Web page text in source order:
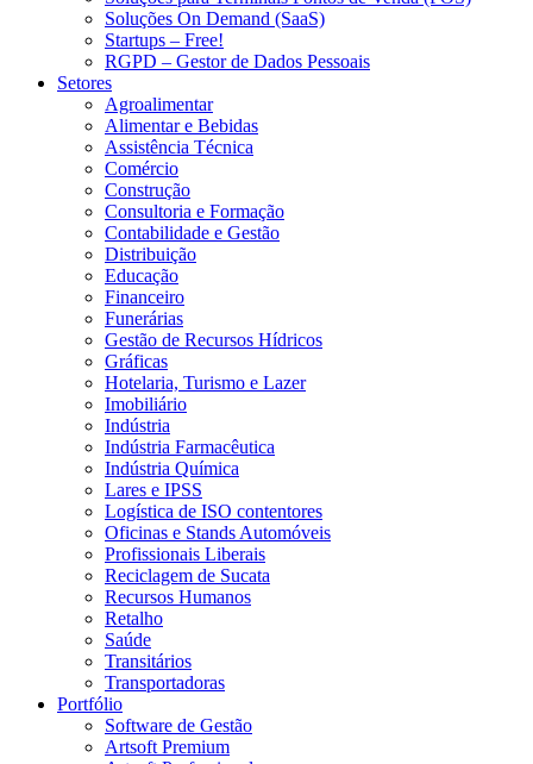
Soluções On Demand (SaaS)
Startups – Free!
RGPD – Gestor de Dados Pessoais
Setores
Agroalimentar
Alimentar e Bebidas
Assistência Técnica
Comércio
Construção
Consultoria e Formação
Contabilidade e Gestão
Distribuição
Educação
Financeiro
Funerárias
Gestão de Recursos Hídricos
Gráficas
Hotelaria, Turismo e Lazer
Imobiliário
Indústria
Indústria Farmacêutica
Indústria Química
Lares e IPSS
Logística de ISO contentores
Oficinas e Stands Automóveis
Profissionais Liberais
Reciclagem de Sucata
Recursos Humanos
Retalho
Saúde
Transitários
Transportadoras
Portfólio
Software de Gestão
Artsoft Premium